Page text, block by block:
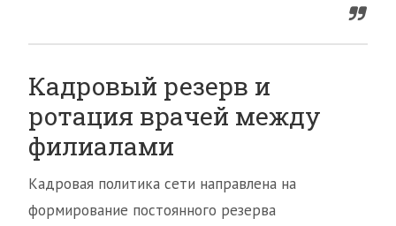
Кадровый резерв и
ротация врачей между
филиалами
Кадровая политика сети направлена на
формирование постоянного резерва